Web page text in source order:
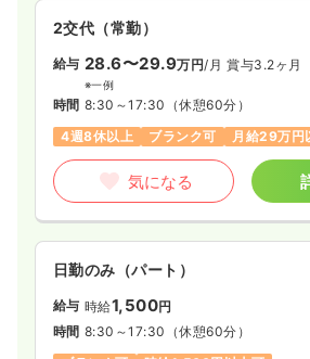
2交代（常勤）
給与 28.6〜29.9万円/月 賞与3.2ヶ月
※一例
時間 8:30～17:30 （休憩60分）
4週8休以上
ブランク可 月給29万円
気になる
日勤のみ（パート）
給与 時給1,500円
時間 8:30～17:30 （休憩60分）